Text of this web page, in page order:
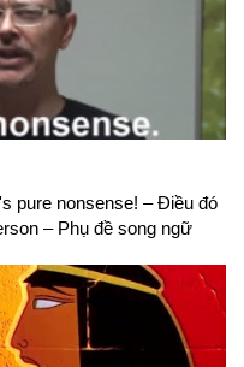
pure nonsense! – Điều đó
– Phụ đề song ngữ